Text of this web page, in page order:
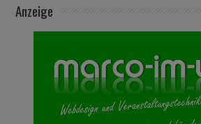
Anzeige